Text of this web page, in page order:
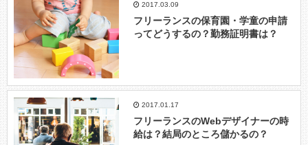
2017.03.09
フリーランスの保育園・学童の申請
ってどうするの？勤務証明書は？
2017.01.17
フリーランスのWebデザイナーの時
給は？結局のところ儲かるの？